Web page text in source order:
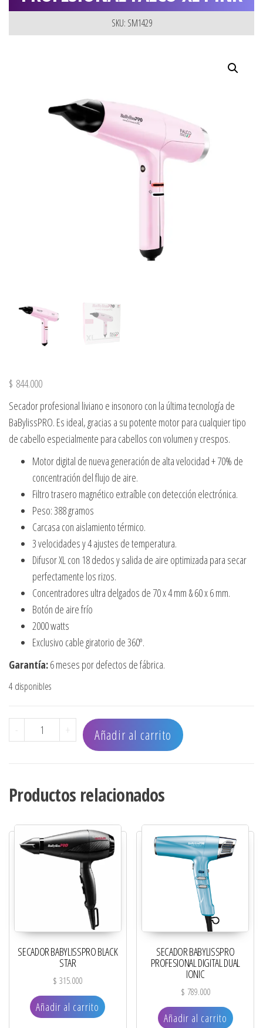
SKU: SM1429
$ 844.000
Secador profesional liviano e insonoro con la última tecnología de
BaBylissPRO. Es ideal, gracias a su potente motor para cualquier tipo
de cabello especialmente para cabellos con volumen y crespos.
Motor digital de nueva generación de alta velocidad + 70% de
concentración del flujo de aire.
Filtro trasero magnético extraíble con detección electrónica.
Peso: 388 gramos
Carcasa con aislamiento térmico.
3 velocidades y 4 ajustes de temperatura.
Difusor XL con 18 dedos y salida de aire optimizada para secar
perfectamente los rizos.
Concentradores ultra delgados de 70 x 4 mm & 60 x 6 mm.
Botón de aire frío
2000 watts
Exclusivo cable giratorio de 360º.
Garantía:6 meses por defectos de fábrica.
4 disponibles
- SECADOR BABYLISSPRO PROFESIONAL FALCO XL PINK
+ Añadir al carrito
Productos relacionados
SECADOR BABYLISSPRO BLACK
STAR
$ 315.000
Añadir al carrito
SECADOR BABYLISSPRO
PROFESIONAL DIGITAL DUAL
IONIC
$ 789.000
Añadir al carrito